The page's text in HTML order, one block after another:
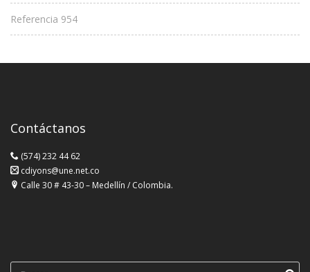
Referencia 954
Contáctanos
(574) 232 44 62
cdiyons@une.net.co
Calle 30 # 43-30 – Medellín / Colombia.